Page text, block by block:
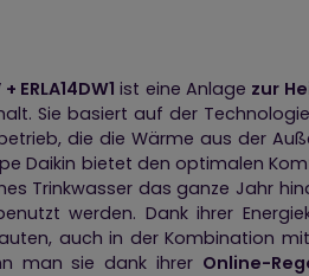
ERLA14DW1 ist eine Anlage zur
Sie basiert auf der
die die Wärme aus der
Daikin bietet den optimalen
Trinkwasser das ganze Jahr
werden. Dank ihrer
auch in der Kombination
man sie dank ihrer Online-